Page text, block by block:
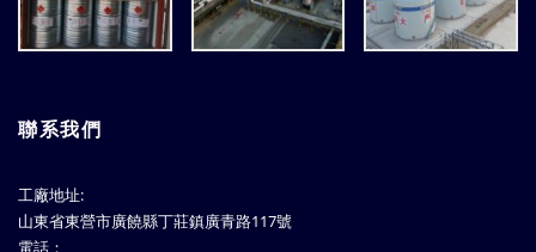
聯系我們
工廠地址:
山東省東營市廣饒縣丁莊鎮廣青路117號
電話：